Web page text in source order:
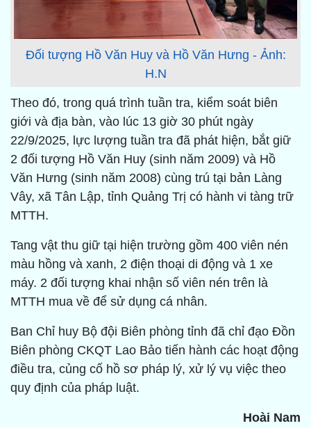
Đối tượng Hồ Văn Huy và Hồ Văn Hưng - Ảnh:
H.N
Theo đó, trong quá trình tuần tra, kiểm soát biên
giới và địa bàn, vào lúc 13 giờ 30 phút ngày
22/9/2025, lực lượng tuần tra đã phát hiện, bắt giữ
2 đối tượng Hồ Văn Huy (sinh năm 2009) và Hồ
Văn Hưng (sinh năm 2008) cùng trú tại bản Làng
Vây, xã Tân Lập, tỉnh Quảng Trị có hành vi tàng trữ
MTTH.
Tang vật thu giữ tại hiện trường gồm 400 viên nén
màu hồng và xanh, 2 điện thoại di động và 1 xe
máy. 2 đối tượng khai nhận số viên nén trên là
MTTH mua về để sử dụng cá nhân.
Ban Chỉ huy Bộ đội Biên phòng tỉnh đã chỉ đạo Đồn
Biên phòng CKQT Lao Bảo tiến hành các hoạt động
điều tra, củng cố hồ sơ pháp lý, xử lý vụ việc theo
quy định của pháp luật.
Hoài Nam